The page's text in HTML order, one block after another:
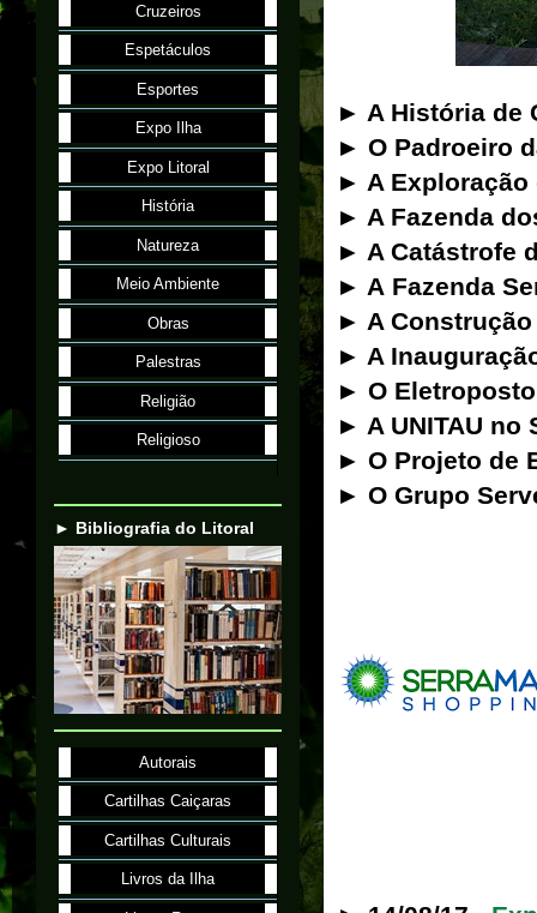
► A História de
► O Padroeiro
► A
► A Fazenda
► A Catástrofe
► A Fazenda
► A
► A
► O
► A UNITAU no
► O Projeto de
► O Grupo
Cruzeiros
Espetáculos
Esportes
Expo Ilha
Expo Litoral
História
Natureza
Meio Ambiente
Obras
Palestras
Religião
Religioso
► Bibliografia do Litoral
Autorais
Cartilhas Caiçaras
Cartilhas Culturais
Livros da Ilha